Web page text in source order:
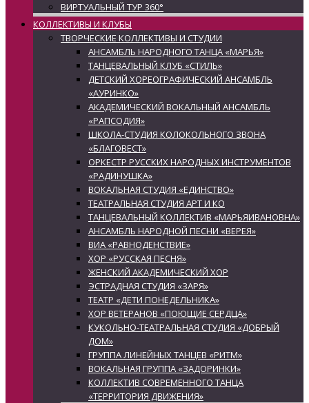
ВИРТУАЛЬНЫЙ ТУР 360°
КОЛЛЕКТИВЫ И КЛУБЫ
ТВОРЧЕСКИЕ КОЛЛЕКТИВЫ И СТУДИИ
АНСАМБЛЬ НАРОДНОГО ТАНЦА «МАРЬЯ»
ТАНЦЕВАЛЬНЫЙ КЛУБ «СТИЛЬ»
ДЕТСКИЙ ХОРЕОГРАФИЧЕСКИЙ АНСАМБЛЬ
«АУРИНКО»
АКАДЕМИЧЕСКИЙ ВОКАЛЬНЫЙ АНСАМБЛЬ
«РАПСОДИЯ»
ШКОЛА-СТУДИЯ КОЛОКОЛЬНОГО ЗВОНА
«БЛАГОВЕСТ»
ОРКЕСТР РУССКИХ НАРОДНЫХ ИНСТРУМЕНТОВ
«РАДИНУШКА»
ВОКАЛЬНАЯ СТУДИЯ «ЕДИНСТВО»
ТЕАТРАЛЬНАЯ СТУДИЯ АРТ И КО
ТАНЦЕВАЛЬНЫЙ КОЛЛЕКТИВ «МАРЬЯИВАНОВНА»
АНСАМБЛЬ НАРОДНОЙ ПЕСНИ «ВЕРЕЯ»
ВИА «РАВНОДЕНСТВИЕ»
ХОР «РУССКАЯ ПЕСНЯ»
ЖЕНСКИЙ АКАДЕМИЧЕСКИЙ ХОР
ЭСТРАДНАЯ СТУДИЯ «ЗАРЯ»
ТЕАТР «ДЕТИ ПОНЕДЕЛЬНИКА»
ХОР ВЕТЕРАНОВ «ПОЮЩИЕ СЕРДЦА»
КУКОЛЬНО-ТЕАТРАЛЬНАЯ СТУДИЯ «ДОБРЫЙ
ДОМ»
ГРУППА ЛИНЕЙНЫХ ТАНЦЕВ «РИТМ»
ВОКАЛЬНАЯ ГРУППА «ЗАДОРИНКИ»
КОЛЛЕКТИВ СОВРЕМЕННОГО ТАНЦА
«ТЕРРИТОРИЯ ДВИЖЕНИЯ»